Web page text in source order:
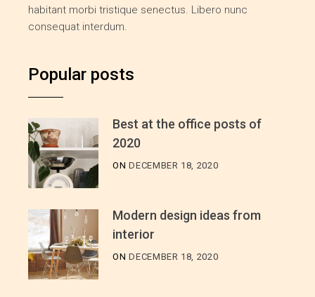
habitant morbi tristique senectus. Libero nunc
consequat interdum.
Popular posts
Best at the office posts of
2020
ONDECEMBER 18, 2020
Modern design ideas from
interior
ONDECEMBER 18, 2020